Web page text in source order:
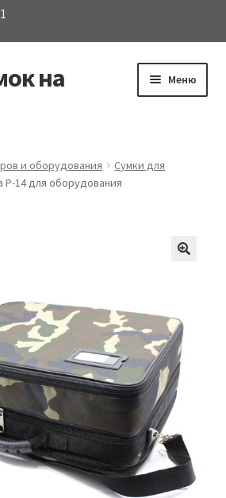
на
Меню
и оборудования
Сумки для
P-14 для оборудования